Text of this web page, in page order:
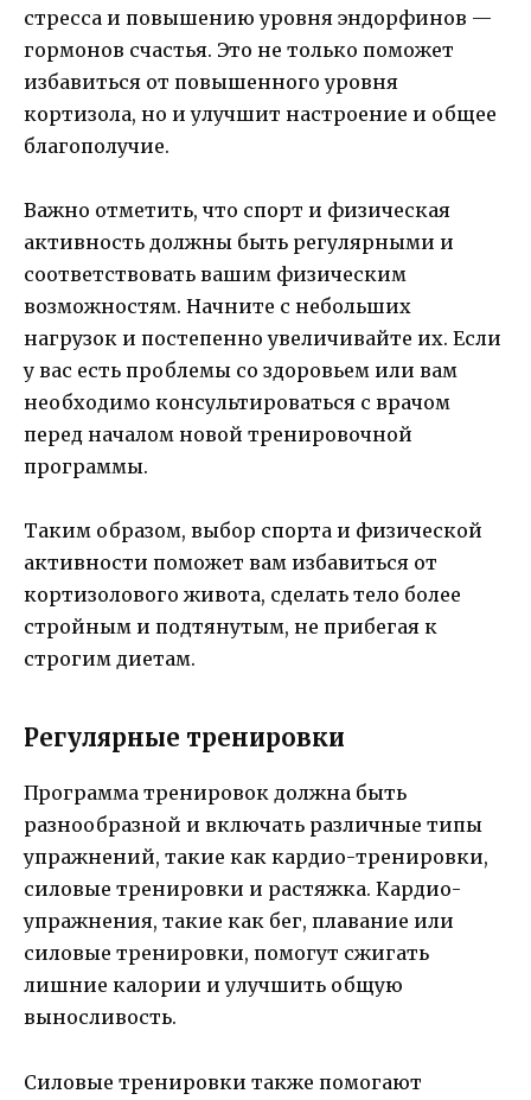
стресса и повышению уровня эндорфинов —
гормонов счастья. Это не только поможет
избавиться от повышенного уровня
кортизола, но и улучшит настроение и общее
благополучие.
Важно отметить, что спорт и физическая
активность должны быть регулярными и
соответствовать вашим физическим
возможностям. Начните с небольших
нагрузок и постепенно увеличивайте их. Если
у вас есть проблемы со здоровьем или вам
необходимо консультироваться с врачом
перед началом новой тренировочной
программы.
Таким образом, выбор спорта и физической
активности поможет вам избавиться от
кортизолового живота, сделать тело более
стройным и подтянутым, не прибегая к
строгим диетам.
Регулярные тренировки
Программа тренировок должна быть
разнообразной и включать различные типы
упражнений, такие как кардио-тренировки,
силовые тренировки и растяжка. Кардио-
упражнения, такие как бег, плавание или
силовые тренировки, помогут сжигать
лишние калории и улучшить общую
выносливость.
Силовые тренировки также помогают